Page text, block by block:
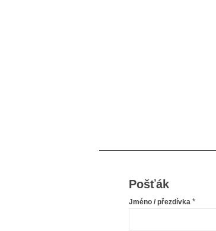
Pošťák
Jméno / přezdívka *